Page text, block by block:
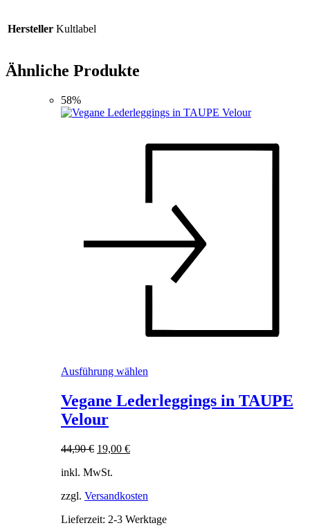
Hersteller Kultlabel
Ähnliche Produkte
58%
Ausführung wählen
weist
mehrere
gewählt
Vegane Lederleggings in TAUPE
Velour
44,90€ Ursprünglicher
war:
19,00 €Aktueller
inkl. MwSt.
zzgl. Versandkosten
Lieferzeit: 2-3 Werktage